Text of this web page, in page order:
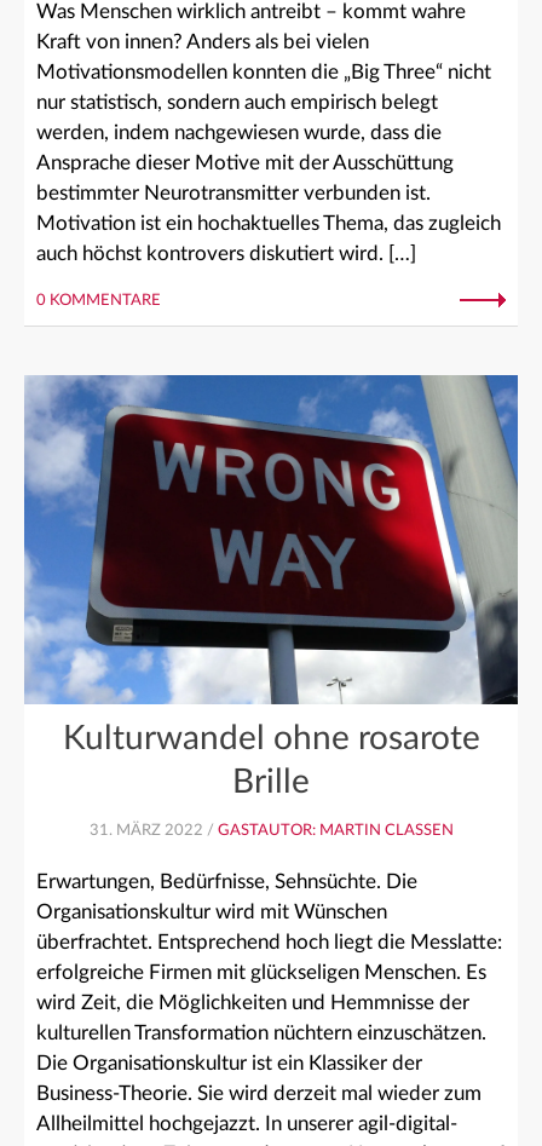
Was Menschen wirklich antreibt – kommt wahre
Kraft von innen? Anders als bei vielen
Motivationsmodellen konnten die „Big Three“ nicht
nur statistisch, sondern auch empirisch belegt
werden, indem nachgewiesen wurde, dass die
Ansprache dieser Motive mit der Ausschüttung
bestimmter Neurotransmitter verbunden ist.
Motivation ist ein hochaktuelles Thema, das zugleich
auch höchst kontrovers diskutiert wird. […]
0 KOMMENTARE
Kulturwandel ohne rosarote
Brille
31. MÄRZ 2022 / GASTAUTOR: MARTIN CLASSEN
Erwartungen, Bedürfnisse, Sehnsüchte. Die
Organisationskultur wird mit Wünschen
überfrachtet. Entsprechend hoch liegt die Messlatte:
erfolgreiche Firmen mit glückseligen Menschen. Es
wird Zeit, die Möglichkeiten und Hemmnisse der
kulturellen Transformation nüchtern einzuschätzen.
Die Organisationskultur ist ein Klassiker der
Business-Theorie. Sie wird derzeit mal wieder zum
Allheilmittel hochgejazzt. In unserer agil-digital-